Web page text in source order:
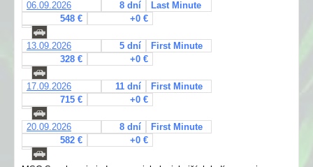
06.09.2026 8 dní
Last Minute
548 €
+0 €
13.09.2026 5 dní
First Minute
328 €
+0 €
17.09.2026 11 dní
First Minute
715 €
+0 €
20.09.2026 8 dní
First Minute
582 €
+0 €